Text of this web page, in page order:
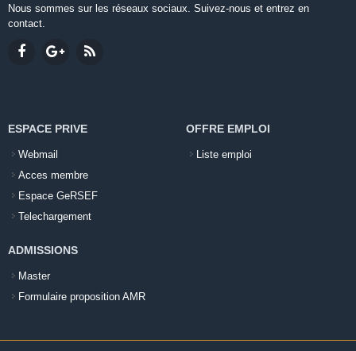
Nous sommes sur les réseaux sociaux. Suivez-nous et entrez en
contact.
ESPACE PRIVE
Webmail
Acces membre
Espace GeRSEF
Telechargement
OFFRE EMPLOI
Liste emploi
ADMISSIONS
Master
Formulaire proposition AMR